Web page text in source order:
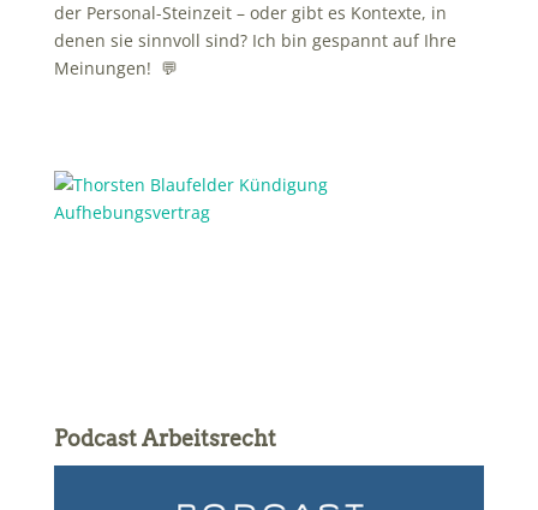
der Personal-Steinzeit – oder gibt es Kontexte, in
denen sie sinnvoll sind? Ich bin gespannt auf Ihre
Meinungen! 💬
Podcast Arbeitsrecht